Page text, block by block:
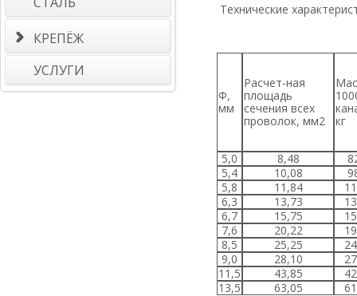
КРЕПЁЖ
УСЛУГИ
Технические
Ф,
мм
Расчет-ная
площадь
сечения всех
проволок, мм2
Масса
кг
5,0 8,48
5,4
10,08
5,8
11,84
6,3
13,73
6,7
15,75
7,6
20,22
8,5
25,25
9,0
28,10
11,5
43,85
13,5
63,05